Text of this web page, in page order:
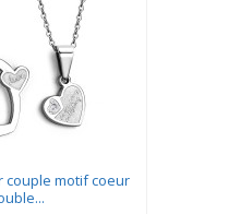
couple motif coeur